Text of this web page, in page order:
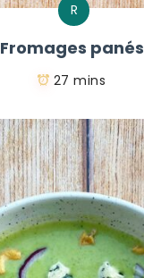
R
Fromages panés
27 mins